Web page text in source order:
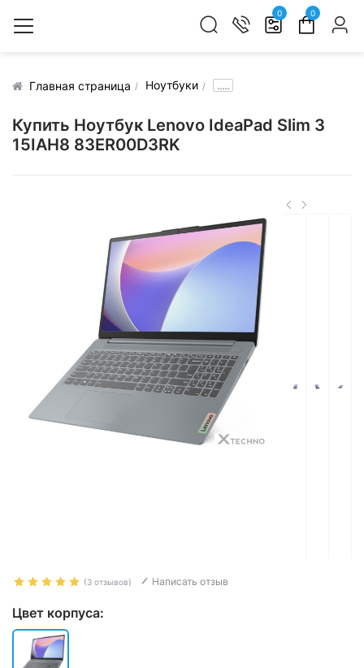
0 0
Главная страница Ноутбуки .....
Купить Ноутбук Lenovo IdeaPad Slim 3
15IAH8 83ER00D3RK
(3 отзывов) Написать отзыв
Цвет корпуса: